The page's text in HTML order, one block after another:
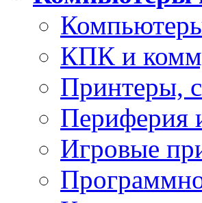
КПК и
Принтеры,
Периферия
Игровые